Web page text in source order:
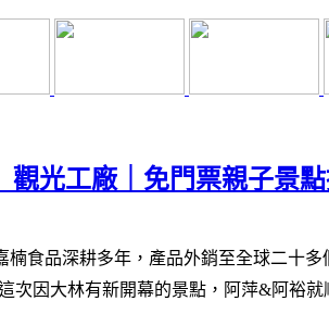
觀光工廠｜免門票親子景
楠食品深耕多年，產品外銷至全球二十
次因大林有新開幕的景點，阿萍&阿裕